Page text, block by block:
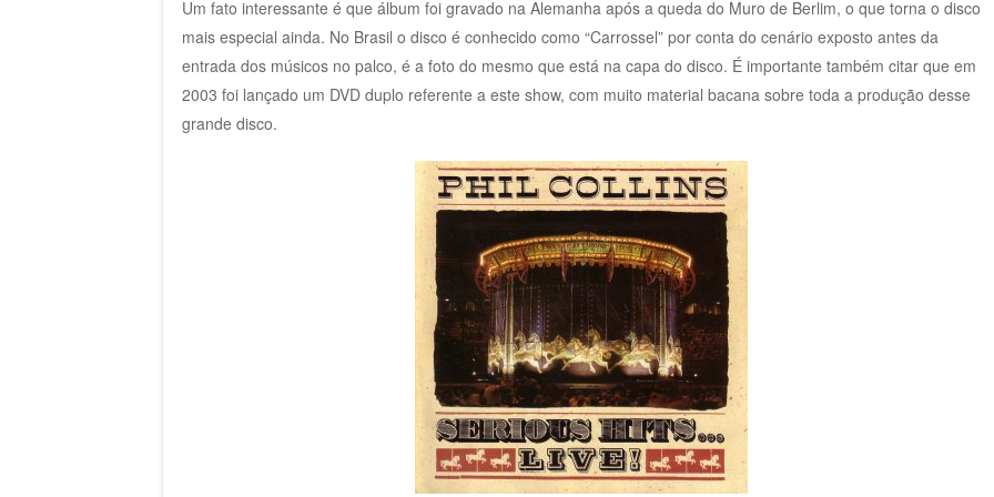
Um fato interessante é que álbum foi gravado na Alemanha após a queda do Muro de Berlim, o que torna o disco
mais especial ainda. No Brasil o disco é conhecido como “Carrossel” por conta do cenário exposto antes da
entrada dos músicos no palco, é a foto do mesmo que está na capa do disco. É importante também citar que em
2003 foi lançado um DVD duplo referente a este show, com muito material bacana sobre toda a produção desse
grande disco.